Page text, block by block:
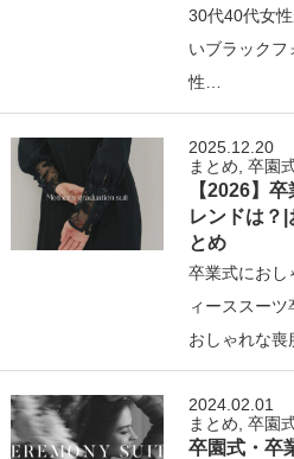
30代40代女
いブラック
性…
2025.12.20
まとめ ,卒園
【2026】
レンドは？
とめ
卒業式におし
ィーススー
おしゃれな喪
2024.02.01
まとめ ,卒園
卒園式・卒